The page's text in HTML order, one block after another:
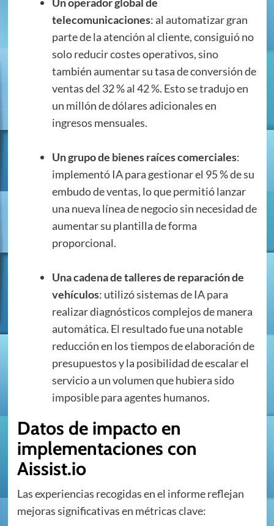
telecomunicaciones: al automatizar gran
parte de la atención al cliente, consiguió no
solo reducir costes operativos, sino
también aumentar su tasa de conversión de
ventas del 32 % al 42 %. Esto se tradujo en
un millón de dólares adicionales en
ingresos mensuales.
Un grupo de bienes raíces comerciales:
implementó IA para gestionar el 95 % de su
embudo de ventas, lo que permitió lanzar
una nueva línea de negocio sin necesidad de
aumentar su plantilla de forma
proporcional.
Una cadena de talleres de reparación de
vehículos: utilizó sistemas de IA para
realizar diagnósticos complejos de manera
automática. El resultado fue una notable
reducción en los tiempos de elaboración de
presupuestos y la posibilidad de escalar el
servicio a un volumen que hubiera sido
imposible para agentes humanos.
Datos de impacto en
implementaciones con
Aissist.io
Las experiencias recogidas en el informe reflejan
mejoras significativas en métricas clave: